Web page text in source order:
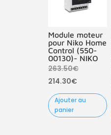
Module moteur
pour Niko Home
Control (550-
00130)- NIKO
263.50€Le
initial
263.50€.
214.30€Le
prix
est :
Ajouter au
panier